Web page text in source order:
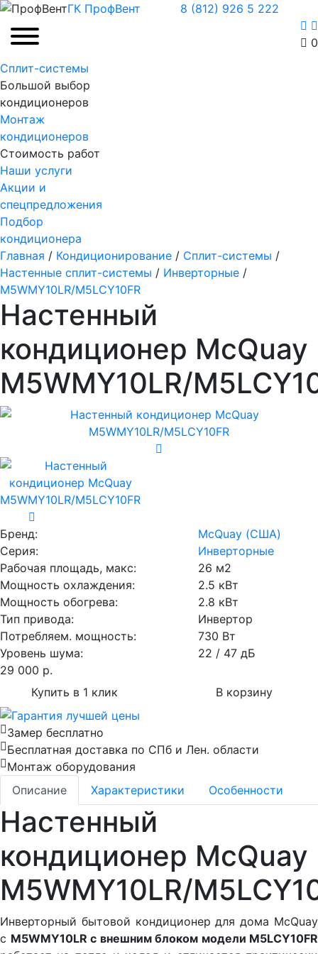
ГК ПрофВент 8 (812) 926 5 222
0
Сплит-системы
Большой выбор
кондиционеров
Монтаж
кондиционеров
Стоимость работ
Наши услуги
Акции и
спецпредложения
Подбор
кондиционера
Главная / Кондиционирование / Сплит-системы /
Настенные сплит-системы / Инверторные /
M5WMY10LR/M5LCY10FR
Настенный
кондиционер McQuay
M5WMY10LR/
Бренд:
McQuay (США)
Серия:
Инверторные
Рабочая площадь, макс:
26 м2
Мощность охлаждения:
2.5 кВт
Мощность обогрева:
2.8 кВт
Тип привода:
Инвертор
Потребляем. мощность:
730 Вт
Уровень шума:
22 / 47 дБ
29 000 р.
Купить в 1 клик
В корзину
Замер бесплатно
Бесплатная доставка по СПб и Лен. области
Монтаж оборудования
Описание
Характеристики Особенности
Настенный
кондиционер McQuay
M5WMY10LR/
Инверторный бытовой кондиционер для дома McQuay
с M5WMY10LR с внешним блоком модели M5LCY10FR